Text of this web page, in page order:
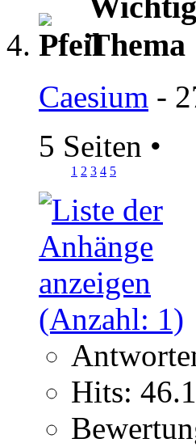
Caesium -
5 Seiten •
1 2 3 4 5
Hits: